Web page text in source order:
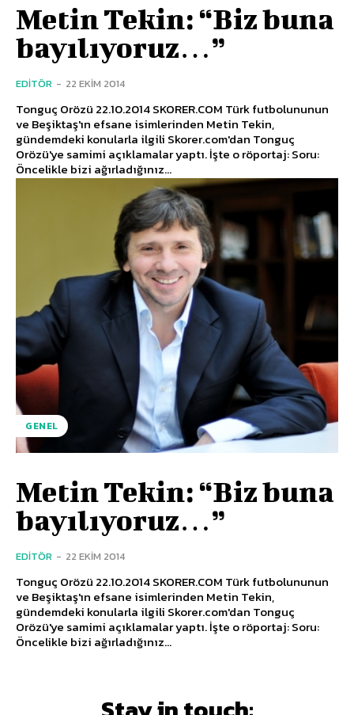
Metin Tekin: “Biz buna
bayılıyoruz…”
EDITÖR - 22 EKIM 2014
Tonguç Orözü 22.10.2014 SKORER.COM Türk futbolununun
ve Beşiktaş'ın efsane isimlerinden Metin Tekin,
gündemdeki konularla ilgili Skorer.com'dan Tonguç
Orözü'ye samimi açıklamalar yaptı. İşte o röportaj: Soru:
Öncelikle bizi ağırladığınız...
GENEL
Metin Tekin: “Biz buna
bayılıyoruz…”
EDITÖR - 22 EKIM 2014
Tonguç Orözü 22.10.2014 SKORER.COM Türk futbolununun
ve Beşiktaş'ın efsane isimlerinden Metin Tekin,
gündemdeki konularla ilgili Skorer.com'dan Tonguç
Orözü'ye samimi açıklamalar yaptı. İşte o röportaj: Soru:
Öncelikle bizi ağırladığınız...